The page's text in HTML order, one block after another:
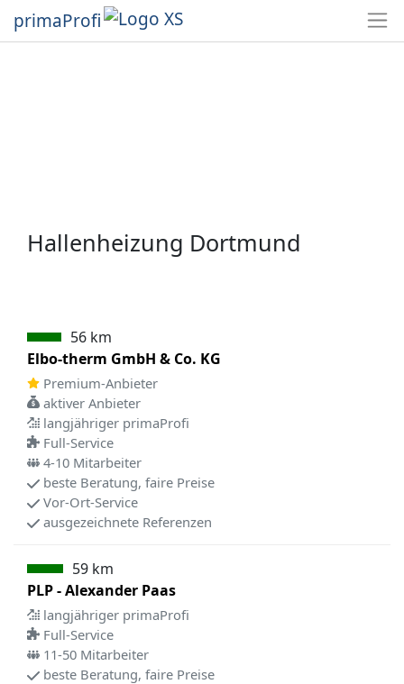
primaProfi
Hallenheizung Dortmund
56 km
Elbo-therm GmbH & Co. KG
Premium-Anbieter
aktiver Anbieter
langjähriger primaProfi
Full-Service
4-10 Mitarbeiter
beste Beratung, faire Preise
Vor-Ort-Service
ausgezeichnete Referenzen
59 km
PLP - Alexander Paas
langjähriger primaProfi
Full-Service
11-50 Mitarbeiter
beste Beratung, faire Preise